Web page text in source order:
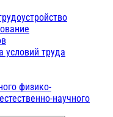
условий труда
физико-
научного